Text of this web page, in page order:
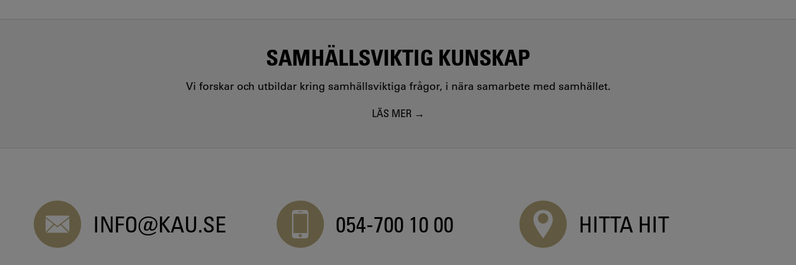
SAMHÄLLSVIKTIG KUNSKAP
Vi forskar och utbildar kring samhällsviktiga frågor, i nära samarbete med samhället.
LÄS MER
INFO@KAU.SE 054-700 10 00 HITTA HIT